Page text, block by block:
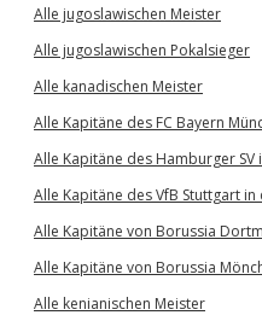
Alle jugoslawischen Meister
Alle jugoslawischen Pokalsieger
Alle kanadischen Meister
Alle Kapitäne des FC Bayern
Alle Kapitäne des Hamburger SV
Alle Kapitäne des VfB Stuttgart
Alle Kapitäne von Borussia
Alle Kapitäne von Borussia
Alle kenianischen Meister